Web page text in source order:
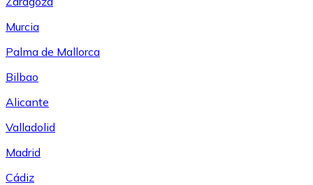
Murcia
Palma de Mallorca
Bilbao
Alicante
Valladolid
Madrid
Cádiz